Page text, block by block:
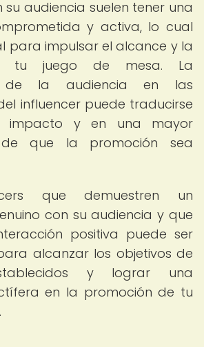
audiencia suelen tener una
y activa, lo cual
para impulsar el alcance y la
tu juego de mesa. La
de la audiencia en las
influencer puede traducirse
impacto y en una mayor
que la promoción sea
que demuestren un
con su audiencia y que
positiva puede ser
alcanzar los objetivos de
y lograr una
en la promoción de tu